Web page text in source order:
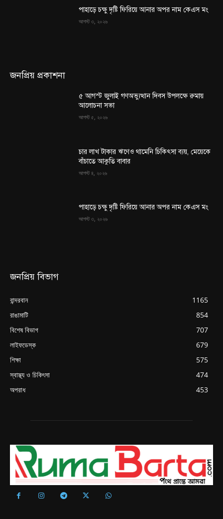
পাহাড়ে চক্ষু দৃষ্টি ফিরিয়ে আনার অপর নাম কেএস মং
আগস্ট ৩, ২০২৬
জনপ্রিয় প্রকাশনা
৫ আগস্ট জুলাই গণঅভ্যুত্থান দিবস উপলক্ষে রুমায়
আলোচনা সভা
আগস্ট ৫, ২০২৬
চার লাখ টাকার ঋণেও থামেনি চিকিৎসা ব্যয়, মেয়েকে
বাঁচাতে আকুতি বাবার
আগস্ট ৪, ২০২৬
পাহাড়ে চক্ষু দৃষ্টি ফিরিয়ে আনার অপর নাম কেএস মং
আগস্ট ৩, ২০২৬
জনপ্রিয় বিভাগ
বান্দরবান
1165
রাঙামাটি
854
বিশেষ বিভাগ
707
লাইফডেস্ক
679
শিক্ষা
575
স্বাস্থ্য ও চিকিৎসা
474
অপরাধ
453